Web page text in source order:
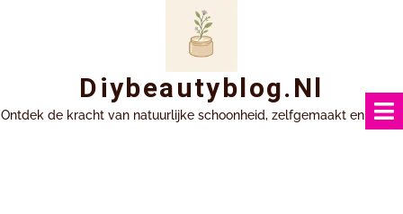
Diybeautyblog.nl
Ontdek de kracht van natuurlijke schoonheid, zelfgemaakt en uniek.